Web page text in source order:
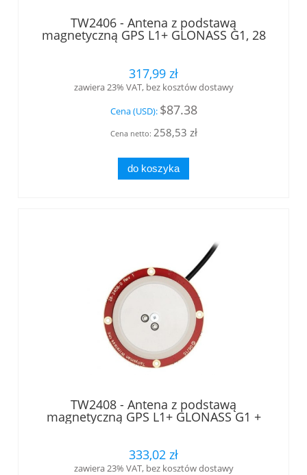
TW2406 - Antena z podstawą
magnetyczną GPS L1+ GLONASS G1, 28
dB, zakres 1572.5 - 1578 MHz, kabel 5m
317,99 zł
zawiera 23% VAT, bez kosztów dostawy
Cena (USD): $87.38
Cena netto: 258,53 zł
do koszyka
TW2408 - Antena z podstawą
magnetyczną GPS L1+ GLONASS G1 +
filtr wstępny, 25 dB, zakres 1572.5 - 1578
Tallysman®
333,02 zł
zawiera 23% VAT, bez kosztów dostawy